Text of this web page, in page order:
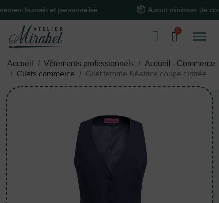
humain et personnalisé Aucun minimum de
Accueil Vêtements professionnels
Accueil - Commerce
Gilets commerce
Gilet femme Béatrice coupe cintrée